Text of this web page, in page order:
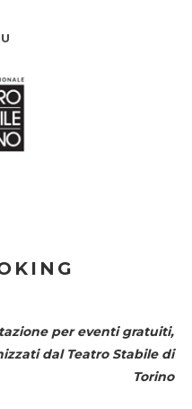
per eventi gratuiti,
dal Teatro Stabile di
Torino